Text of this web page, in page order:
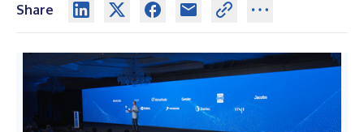
Share